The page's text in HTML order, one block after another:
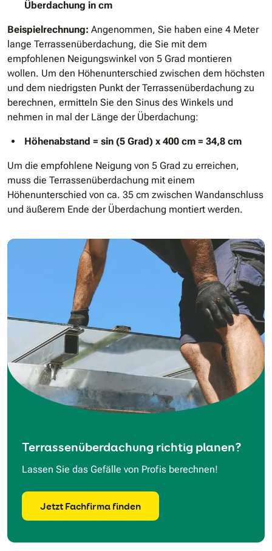
Überdachung in cm
Beispielrechnung: Angenommen, Sie haben eine 4 Meter
lange Terrassenüberdachung, die Sie mit dem
empfohlenen Neigungswinkel von 5 Grad montieren
wollen. Um den Höhenunterschied zwischen dem höchsten
und dem niedrigsten Punkt der Terrassenüberdachung zu
berechnen, ermitteln Sie den Sinus des Winkels und
nehmen in mal der Länge der Überdachung:
Höhenabstand = sin (5 Grad) x 400 cm = 34,8 cm
Um die empfohlene Neigung von 5 Grad zu erreichen,
muss die Terrassenüberdachung mit einem
Höhenunterschied von ca. 35 cm zwischen Wandanschluss
und äußerem Ende der Überdachung montiert werden.
Terrassenüberdachung richtig planen?
Lassen Sie das Gefälle von Profis berechnen!
Jetzt Fachfirma finden